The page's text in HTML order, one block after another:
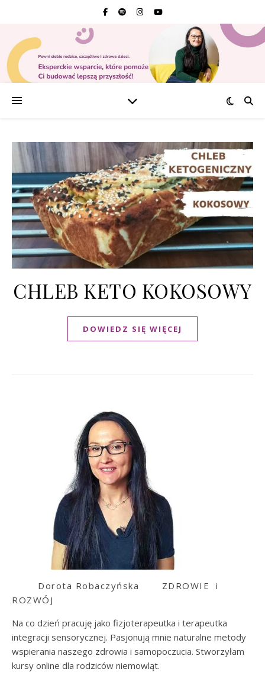
CHLEB KETO KOKOSOWY
DOWIEDZ SIĘ WIĘCEJ
Dorota Robaczyńska ZDROWIE i
ROZWÓJ
Na co dzień pracuję jako fizjoterapeutka i terapeutka
integracji sensorycznej. Pasjonują mnie naturalne metody
wspierania naszego zdrowia i samopoczucia. Stworzyłam
kursy online dla rodziców niemowląt.